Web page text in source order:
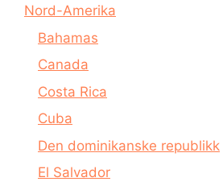
Nord-Amerika
Bahamas
Canada
Costa Rica
Cuba
Den dominikanske republikk
El Salvador